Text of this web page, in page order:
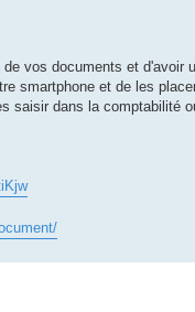
vos documents et d'avoir
smartphone et de les
saisir dans la comptabilité